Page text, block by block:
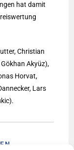
hat damit
Christian
Akyüz),
Horvat,
Lars